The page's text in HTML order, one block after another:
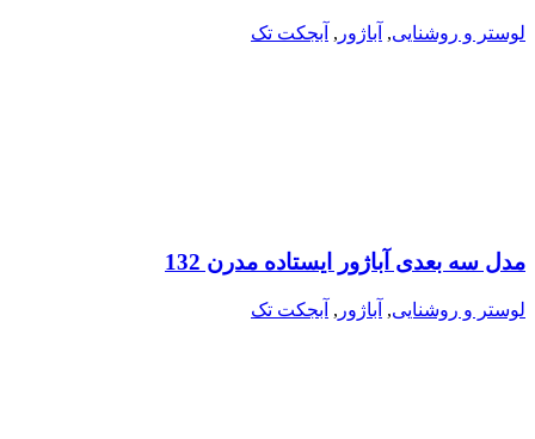
لوستر و روشنایی, آباژور , آبجکت تک
مدل سه بعدی آباژور ایستاده مدرن 132
لوستر و روشنایی, آباژور , آبجکت تک